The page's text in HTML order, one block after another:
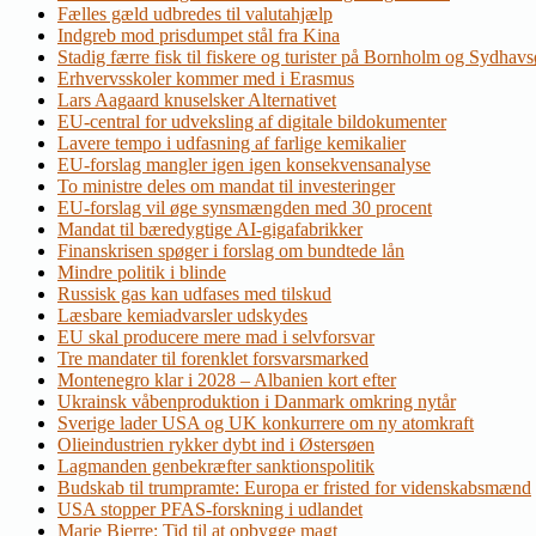
Fælles gæld udbredes til valutahjælp
Indgreb mod prisdumpet stål fra Kina
Stadig færre fisk til fiskere og turister på Bornholm og
Erhvervsskoler kommer med i Erasmus
Lars Aagaard knuselsker Alternativet
EU-central for udveksling af digitale bildokumenter
Lavere tempo i udfasning af farlige kemikalier
EU-forslag mangler igen igen konsekvensanalyse
To ministre deles om mandat til investeringer
EU-forslag vil øge synsmængden med 30 procent
Mandat til bæredygtige AI-gigafabrikker
Finanskrisen spøger i forslag om bundtede lån
Mindre politik i blinde
Russisk gas kan udfases med tilskud
Læsbare kemiadvarsler udskydes
EU skal producere mere mad i selvforsvar
Tre mandater til forenklet forsvarsmarked
Montenegro klar i 2028 – Albanien kort efter
Ukrainsk våbenproduktion i Danmark omkring nytår
Sverige lader USA og UK konkurrere om ny atomkraft
Olieindustrien rykker dybt ind i Østersøen
Lagmanden genbekræfter sanktionspolitik
Budskab til trumpramte: Europa er fristed for videnskabsmænd
USA stopper PFAS-forskning i udlandet
Marie Bjerre: Tid til at opbygge magt